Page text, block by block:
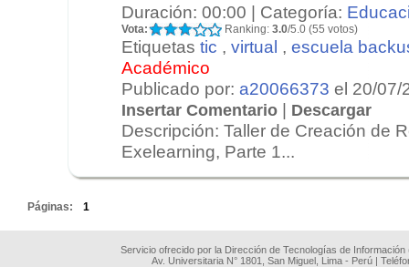
Duración: 00:00 | Categoría:
Vota: Ranking: 3.0/5.0 (55 votos)
Etiquetas tic , virtual , escuela
Académico
Publicado por: a20066373 el 20/07/
Insertar Comentario | Descargar
Descripción: Taller de Creación de
Exelearning, Parte 1...
Páginas: 1
Servicio ofrecido por la Dirección de Tecnologías de
Av. Universitaria N° 1801, San Miguel, Lima - Perú |